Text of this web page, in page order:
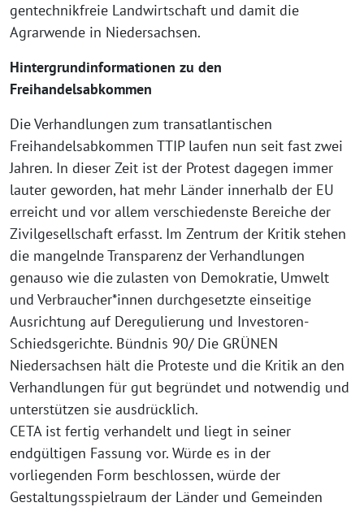
gentechnikfreie Landwirtschaft und damit die
Agrarwende in Niedersachsen.
Hintergrundinformationen zu den
Freihandelsabkommen
Die Verhandlungen zum transatlantischen
Freihandelsabkommen TTIP laufen nun seit fast zwei
Jahren. In dieser Zeit ist der Protest dagegen immer
lauter geworden, hat mehr Länder innerhalb der EU
erreicht und vor allem verschiedenste Bereiche der
Zivilgesellschaft erfasst. Im Zentrum der Kritik stehen
die mangelnde Transparenz der Verhandlungen
genauso wie die zulasten von Demokratie, Umwelt
und Verbraucher*innen durchgesetzte einseitige
Ausrichtung auf Deregulierung und Investoren-
Schiedsgerichte. Bündnis 90/ Die GRÜNEN
Niedersachsen hält die Proteste und die Kritik an den
Verhandlungen für gut begründet und notwendig und
unterstützen sie ausdrücklich.
CETA ist fertig verhandelt und liegt in seiner
endgültigen Fassung vor. Würde es in der
vorliegenden Form beschlossen, würde der
Gestaltungsspielraum der Länder und Gemeinden